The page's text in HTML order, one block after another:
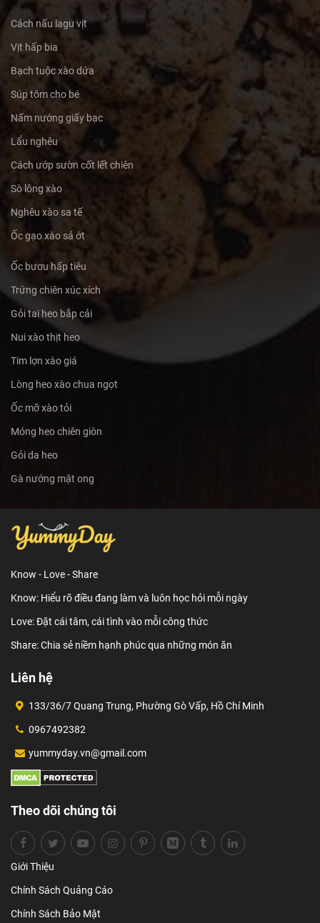
Cách nấu lagu vịt
Vịt hấp bia
Bạch tuộc xào dứa
Súp tôm cho bé
Nấm nướng giấy bạc
Lẩu nghêu
Cách ướp sườn cốt lết chiên
Sò lông xào
Nghêu xào sa tế
Ốc gạo xào sả ớt
Ốc bươu hấp tiêu
Trứng chiên xúc xích
Gỏi tai heo bắp cải
Nui xào thịt heo
Tim lợn xào giá
Lòng heo xào chua ngọt
Ốc mỡ xào tỏi
Móng heo chiên giòn
Gỏi da heo
Gà nướng mật ong
Know - Love - Share
Know: Hiểu rõ điều đang làm và luôn học hỏi mỗi ngày
Love: Đặt cái tâm, cái tình vào mỗi công thức
Share: Chia sẻ niềm hạnh phúc qua những món ăn
Liên hệ
133/36/7 Quang Trung, Phường Gò Vấp, Hồ Chí Minh
0967492382
yummyday.vn@gmail.com
Theo dõi chúng tôi
Giới Thiệu
Chính Sách Quảng Cáo
Chính Sách Bảo Mật